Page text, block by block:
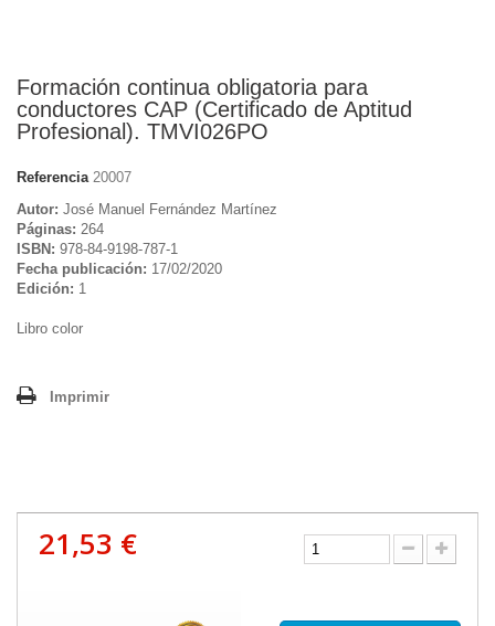
Formación continua obligatoria para
conductores CAP (Certificado de Aptitud
Profesional). TMVI026PO
Referencia 20007
Autor: José Manuel Fernández Martínez
Páginas: 264
ISBN: 978-84-9198-787-1
Fecha publicación: 17/02/2020
Edición: 1
Libro color
Imprimir
21,53 €